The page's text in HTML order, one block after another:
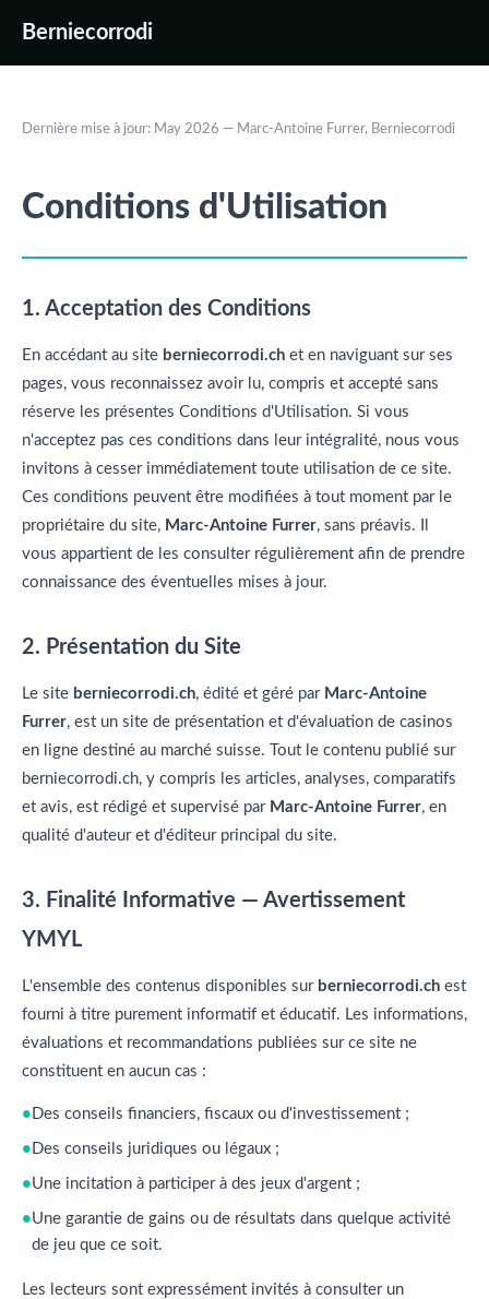
Berniecorrodi
Dernière mise à jour: May 2026 — Marc-Antoine Furrer, Berniecorrodi
Conditions d'Utilisation
1. Acceptation des Conditions
En accédant au site berniecorrodi.ch et en naviguant sur ses
pages, vous reconnaissez avoir lu, compris et accepté sans
réserve les présentes Conditions d'Utilisation. Si vous
n'acceptez pas ces conditions dans leur intégralité, nous vous
invitons à cesser immédiatement toute utilisation de ce site.
Ces conditions peuvent être modifiées à tout moment par le
propriétaire du site, Marc-Antoine Furrer, sans préavis. Il
vous appartient de les consulter régulièrement afin de prendre
connaissance des éventuelles mises à jour.
2. Présentation du Site
Le site berniecorrodi.ch, édité et géré par Marc-Antoine
Furrer, est un site de présentation et d'évaluation de casinos
en ligne destiné au marché suisse. Tout le contenu publié sur
berniecorrodi.ch, y compris les articles, analyses, comparatifs
et avis, est rédigé et supervisé par Marc-Antoine Furrer, en
qualité d'auteur et d'éditeur principal du site.
3. Finalité Informative — Avertissement
YMYL
L'ensemble des contenus disponibles sur berniecorrodi.ch est
fourni à titre purement informatif et éducatif. Les informations,
évaluations et recommandations publiées sur ce site ne
constituent en aucun cas :
Des conseils financiers, fiscaux ou d'investissement ;
Des conseils juridiques ou légaux ;
Une incitation à participer à des jeux d'argent ;
Une garantie de gains ou de résultats dans quelque activité
de jeu que ce soit.
Les lecteurs sont expressément invités à consulter un